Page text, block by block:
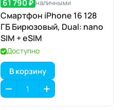
61 790 ₽ наличными
Смартфон iPhone 16 128
ГБ Бирюзовый, Dual: nano
SIM + eSIM
Доступно
В корзину